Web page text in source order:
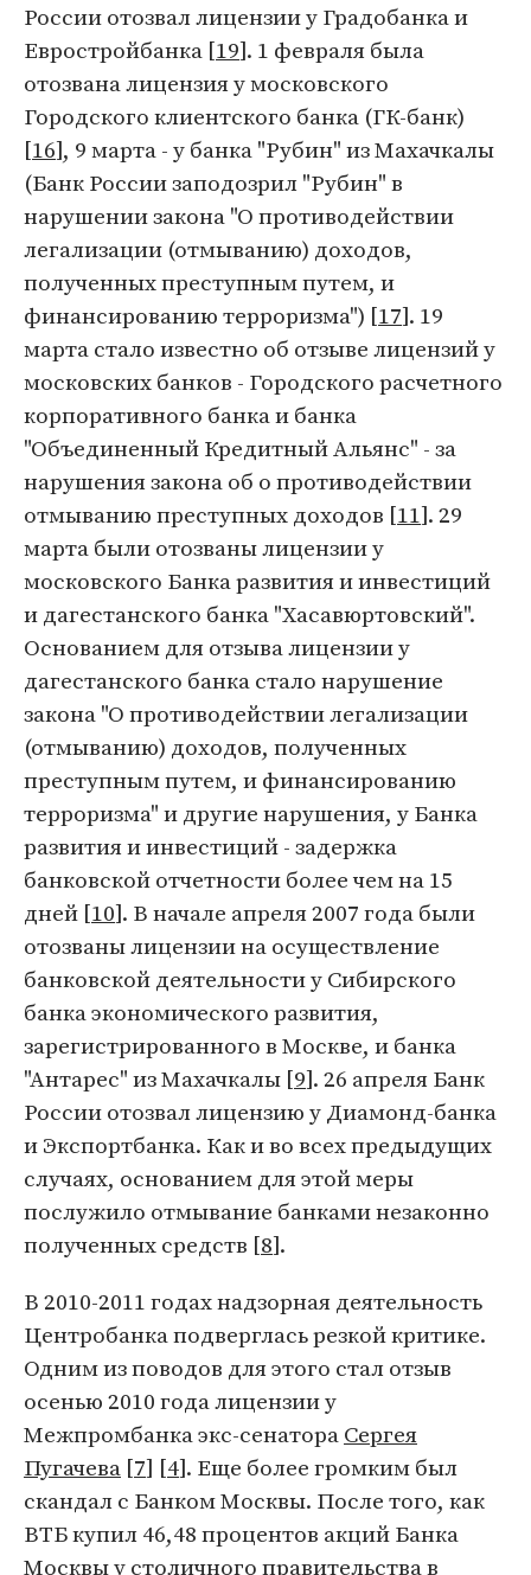
России отозвал лицензии у Градобанка и
Евростройбанка [19]. 1 февраля была
отозвана лицензия у московского
Городского клиентского банка (ГК-банк)
[16], 9 марта - у банка "Рубин" из Махачкалы
(Банк России заподозрил "Рубин" в
нарушении закона "О противодействии
легализации (отмыванию) доходов,
полученных преступным путем, и
финансированию терроризма") [17]. 19
марта стало известно об отзыве лицензий у
московских банков - Городского расчетного
корпоративного банка и банка
"Объединенный Кредитный Альянс" - за
нарушения закона об о противодействии
отмыванию преступных доходов [11]. 29
марта были отозваны лицензии у
московского Банка развития и инвестиций
и дагестанского банка "Хасавюртовский".
Основанием для отзыва лицензии у
дагестанского банка стало нарушение
закона "О противодействии легализации
(отмыванию) доходов, полученных
преступным путем, и финансированию
терроризма" и другие нарушения, у Банка
развития и инвестиций - задержка
банковской отчетности более чем на 15
дней [10]. В начале апреля 2007 года были
отозваны лицензии на осуществление
банковской деятельности у Сибирского
банка экономического развития,
зарегистрированного в Москве, и банка
"Антарес" из Махачкалы [9]. 26 апреля Банк
России отозвал лицензию у Диамонд-банка
и Экспортбанка. Как и во всех предыдущих
случаях, основанием для этой меры
послужило отмывание банками незаконно
полученных средств [8].
В 2010-2011 годах надзорная деятельность
Центробанка подверглась резкой критике.
Одним из поводов для этого стал отзыв
осенью 2010 года лицензии у
Межпромбанка экс-сенатораСергея
Пугачева [7] [4]. Еще более громким был
скандал с Банком Москвы. После того, как
ВТБ купил 46,48 процентов акций Банка
Москвы у столичного правительства в